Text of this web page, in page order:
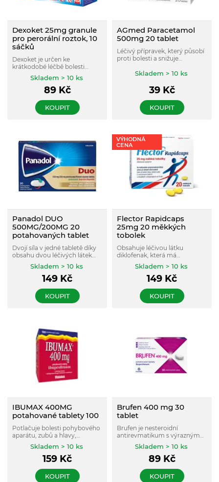
Dexoket 25mg granule
pro perorální roztok, 10
sáčků
Dexoket je určen ke
krátkodobé léčbě bolesti
mírné až středně silné
intenzity jako jsou např.
bolesti hlavy, zubů, svalů,
kloubů a bolesti při
menstruaci.
Skladem > 10 ks
89Kč
KOUPIT
AGmed Paracetamol
500mg 20 tablet
Léčivý přípravek, který působí
proti bolesti a snižuje
Skladem > 10 ks
39Kč
KOUPIT
Panadol DUO
500MG/200MG 20
potahovaných tablet
Dvojí síla v jedné tabletě díky
obsahu dvou léčivých látek
paracetamolu a ibuprofenu.
Skladem > 10 ks
149 Kč
KOUPIT
VÝHODNÁ
CENA
Flector Rapidcaps
25mg 20 měkkých
tobolek
Obsahuje léčivou látku
diklofenak, která má
protizánětlivé a analgetické
vlastnosti.Skladem > 10 ks
149 Kč
KOUPIT
IBUMAX 400MG
potahované tablety 100
Potlačuje bolesti pohybového
aparátu, zubů a hlavy,
menstruační bolesti, bolesti
při pohmožděninách.
Skladem > 10 ks
159 Kč
KOUPIT
Brufen 400 mg 30
tablet
Brufen je nesteroidní
antirevmatikum s výrazným
účinkem snižujícím horečku,
tlumícím bolest a s
protizánětlivým účinkem.
Skladem > 10 ks
89Kč
KOUPIT